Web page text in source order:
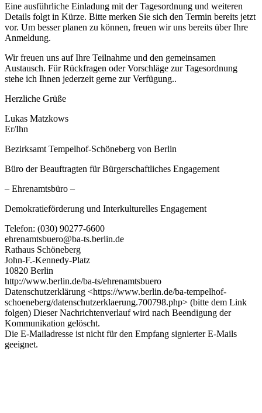
Eine ausführliche Einladung mit der Tagesordnung und weiteren
Details folgt in Kürze. Bitte merken Sie sich den Termin bereits jetzt
vor. Um besser planen zu können, freuen wir uns bereits über Ihre
Anmeldung.
Wir freuen uns auf Ihre Teilnahme und den gemeinsamen
Austausch. Für Rückfragen oder Vorschläge zur Tagesordnung
stehe ich Ihnen jederzeit gerne zur Verfügung..
Herzliche Grüße
Lukas Matzkows
Er/Ihn
Bezirksamt Tempelhof-Schöneberg von Berlin
Büro der Beauftragten für Bürgerschaftliches Engagement
– Ehrenamtsbüro –
Demokratieförderung und Interkulturelles Engagement
Telefon: (030) 90277-6600
ehrenamtsbuero@ba-ts.berlin.de
Rathaus Schöneberg
John-F.-Kennedy-Platz
10820 Berlin
http://www.berlin.de/ba-ts/ehrenamtsbuero
Datenschutzerklärung <https://www.berlin.de/ba-tempelhof-
schoeneberg/datenschutzerklaerung.700798.php> (bitte dem Link
folgen) Dieser Nachrichtenverlauf wird nach Beendigung der
Kommunikation gelöscht.
Die E-Mailadresse ist nicht für den Empfang signierter E-Mails
geeignet.